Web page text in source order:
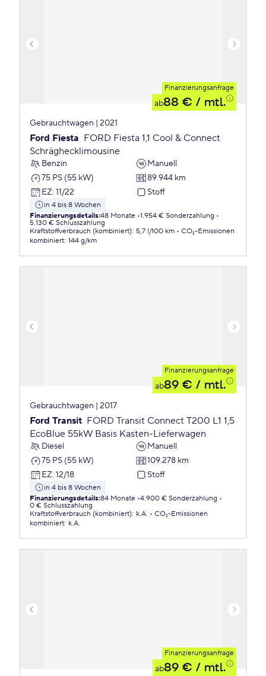
Finanzierungsanfrage
ab88 € / mtl.
Gebrauchtwagen | 2021
Ford Fiesta FORD Fiesta 1,1 Cool & Connect
Schräghecklimousine
Benzin
Manuell
75 PS (55 kW)
89.944 km
EZ: 11/22 Stoff
in 4 bis 8 Wochen
Finanzierungsdetails:48 Monate 1.954 € Sonderzahlung
5.130 € Schlusszahlung
Kraftstoffverbrauch (kombiniert): 5,7 l/100 km
CO₂-Emissionen
kombiniert: 144 g/km
Finanzierungsanfrage
ab89 € / mtl.
Gebrauchtwagen | 2017
Ford Transit FORD Transit Connect T200 L1 1,5
EcoBlue 55kW Basis Kasten-Lieferwagen
Diesel
Manuell
75 PS (55 kW)
109.278 km
EZ: 12/18 Stoff
in 4 bis 8 Wochen
Finanzierungsdetails:84 Monate 4.900 € Sonderzahlung
0 € Schlusszahlung
Kraftstoffverbrauch (kombiniert): k.A.
CO₂-Emissionen
kombiniert: k.A.
Finanzierungsanfrage
ab89 € / mtl.